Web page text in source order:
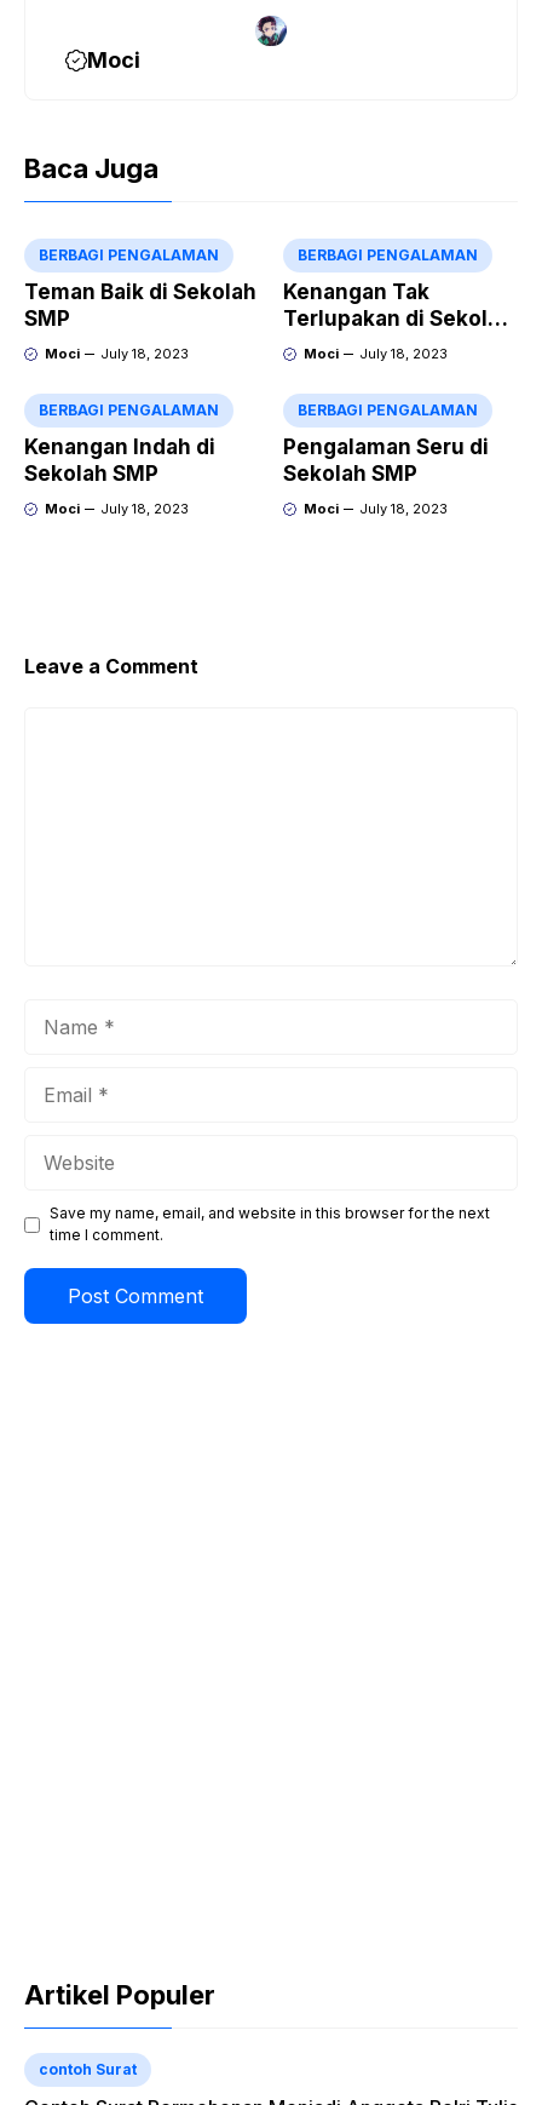
Moci
Baca Juga
BERBAGI PENGALAMAN
Teman Baik di Sekolah
SMP
Moci July 18, 2023
BERBAGI PENGALAMAN
Kenangan Tak
Terlupakan di Sekolah
SMP
Moci July 18, 2023
BERBAGI PENGALAMAN
Kenangan Indah di
Sekolah SMP
Moci July 18, 2023
BERBAGI PENGALAMAN
Pengalaman Seru di
Sekolah SMP
Moci July 18, 2023
Leave a Comment
Save my name, email, and website in this browser for the next
time I comment.
Artikel Populer
contoh Surat